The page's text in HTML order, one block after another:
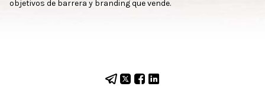
objetivos de barrera y branding que vende.